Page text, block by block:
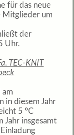
für das neue
Mitglieder um
der
Uhr.
TEC-KNIT
am
in diesem Jahr
5 °C
Jahr insgesamt